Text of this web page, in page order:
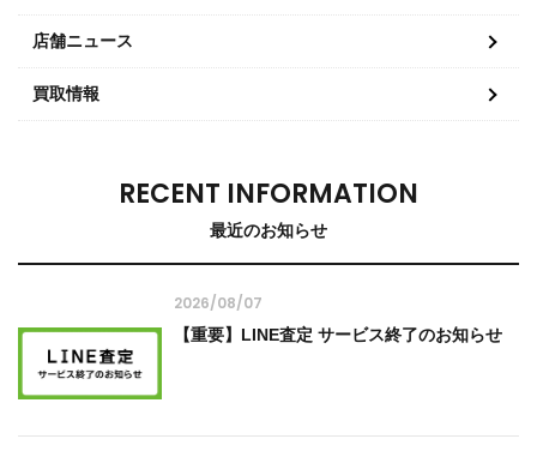
店舗ニュース
買取情報
RECENT INFORMATION
最近のお知らせ
2026/08/07
【重要】LINE査定 サービス終了のお知らせ